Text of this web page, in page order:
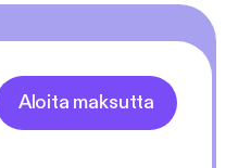
Aloita maksutta